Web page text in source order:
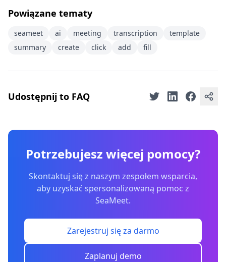
Powiązane tematy
seameet ai meeting transcription
template
summary
create click add fill
Udostępnij to FAQ
Potrzebujesz więcej pomocy?
Skontaktuj się z naszym zespołem wsparcia,
aby uzyskać spersonalizowaną pomoc z
SeaMeet.
Zarejestruj się za darmo
Zaplanuj demo